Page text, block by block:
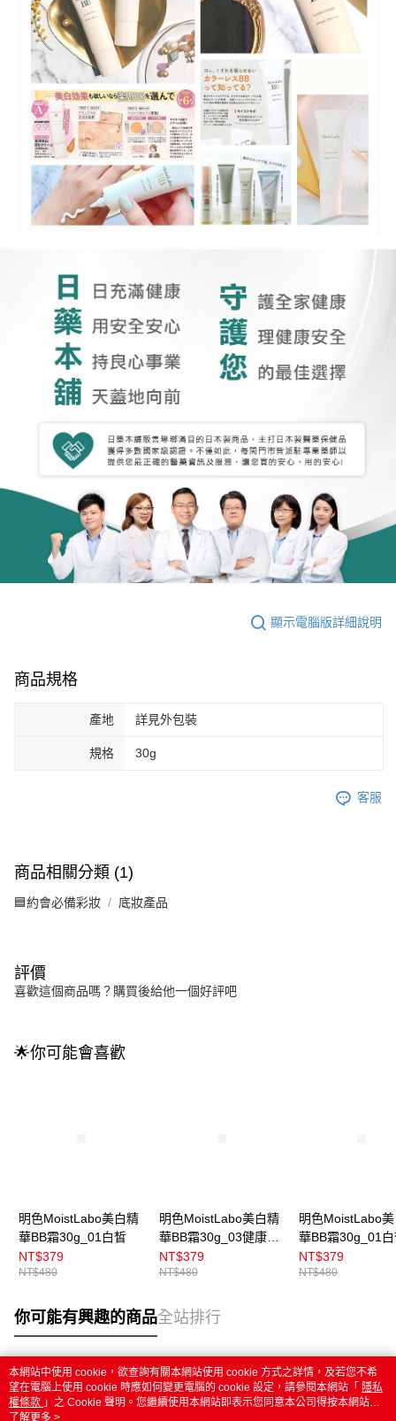
顯示電腦版詳細說明
商品規格
產地 詳見外包裝
規格 30g
客服
商品相關分類 (1)
🟦約會必備彩妝 底妝產品
評價
喜歡這個商品嗎？購買後給他一個好評吧
🌟你可能會喜歡
明色MoistLabo美白精
華BB霜30g_01白皙
NT$379
NT$480
明色MoistLabo美白精
華BB霜30g_03健康
Kurom
NT$379
NT$480
明色MoistLabo
華BB霜30g_01
Kurom
NT$379
NT$480
你可能有興趣的商品全站排行
熱門標籤
本網站中使用 cookie，欲查詢有關本網站使用 cookie 方式之詳情，及若您不希
望在電腦上使用 cookie 時應如何變更電腦的 cookie 設定，請參閱本網站「 隱私
權條款 」之 Cookie 聲明。您繼續使用本網站即表示您同意本公司得按本網站使
用條款之 Cookie 聲明使用 cookie。
了解更多 >